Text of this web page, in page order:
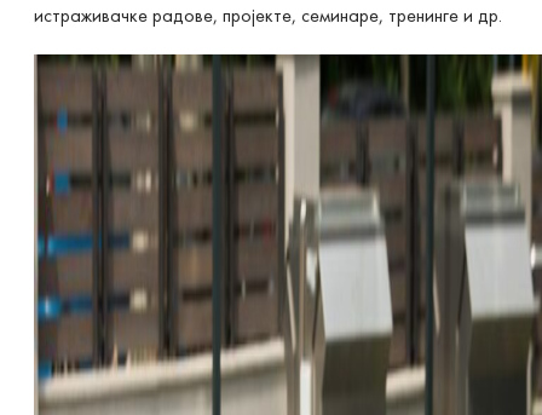
истраживачке радове, пројекте, семинаре, тренинге и др.